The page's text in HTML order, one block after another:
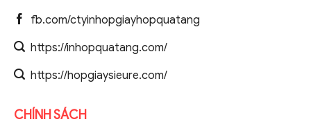
fb.com/ctyinhopgiayhopquatang
https://inhopquatang.com/
https://hopgiaysieure.com/
CHÍNH SÁCH